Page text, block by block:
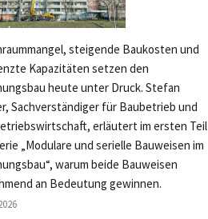
steigende Baukosten und
Kapazitäten setzen den
heute unter Druck. Stefan
Sachverständiger für Baubetrieb und
erläutert im ersten Teil
„Modulare und serielle Bauweisen im
warum beide Bauweisen
an Bedeutung gewinnen.